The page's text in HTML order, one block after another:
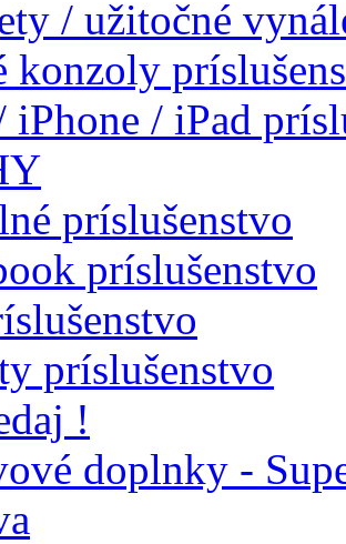
/ užitočné
konzoly
iPhone / iPad
príslušenstvo
príslušenstvo
príslušenstvo
!
doplnky -